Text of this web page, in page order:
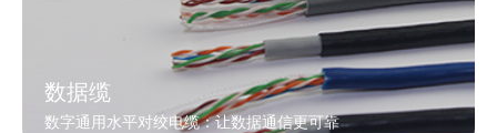
数据缆
数字通用水平对绞电缆：让数据通信更可靠